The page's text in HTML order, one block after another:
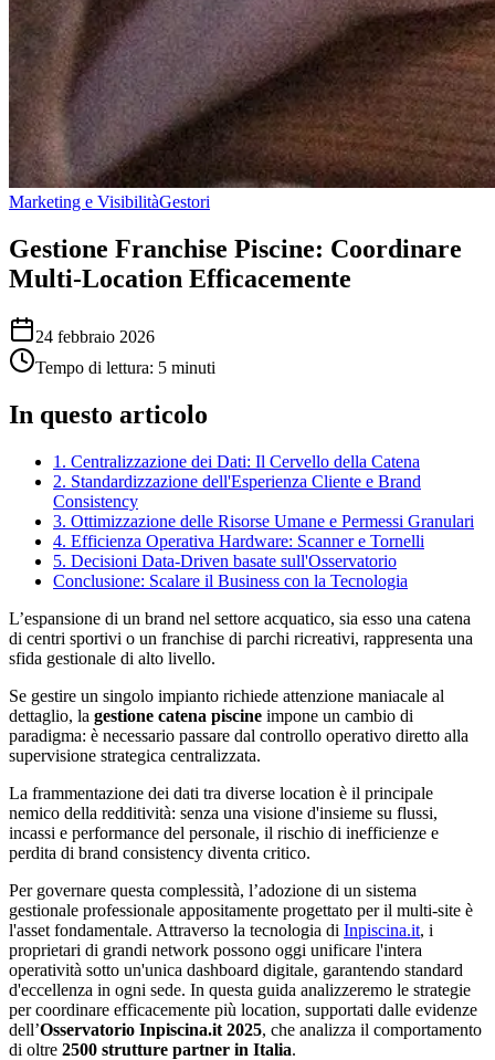
Marketing e VisibilitàGestori
Gestione Franchise Piscine: Coordinare
Multi-Location Efficacemente
24 febbraio 2026
Tempo di lettura: 5 minuti
In questo articolo
1. Centralizzazione dei Dati: Il Cervello della Catena
2. Standardizzazione dell'Esperienza Cliente e Brand
Consistency
3. Ottimizzazione delle Risorse Umane e Permessi Granulari
4. Efficienza Operativa Hardware: Scanner e Tornelli
5. Decisioni Data-Driven basate sull'Osservatorio
Conclusione: Scalare il Business con la Tecnologia
L’espansione di un brand nel settore acquatico, sia esso una catena
di centri sportivi o un franchise di parchi ricreativi, rappresenta una
sfida gestionale di alto livello.
Se gestire un singolo impianto richiede attenzione maniacale al
dettaglio, la gestione catena piscine impone un cambio di
paradigma: è necessario passare dal controllo operativo diretto alla
supervisione strategica centralizzata.
La frammentazione dei dati tra diverse location è il principale
nemico della redditività: senza una visione d'insieme su flussi,
incassi e performance del personale, il rischio di inefficienze e
perdita di brand consistency diventa critico.
Per governare questa complessità, l’adozione di un sistema
gestionale professionale appositamente progettato per il multi-site è
l'asset fondamentale. Attraverso la tecnologia di Inpiscina.it, i
proprietari di grandi network possono oggi unificare l'intera
operatività sotto un'unica dashboard digitale, garantendo standard
d'eccellenza in ogni sede. In questa guida analizzeremo le strategie
per coordinare efficacemente più location, supportati dalle evidenze
dell’Osservatorio Inpiscina.it 2025, che analizza il comportamento
di oltre 2500 strutture partner in Italia.